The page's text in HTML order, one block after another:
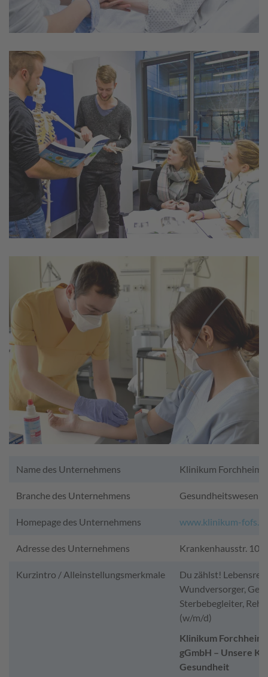
Name des Unternehmens Klinikum Forchheim-
Branche des Unternehmens Gesundheitswesen
Homepage des Unternehmens www.klinikum-
Adresse des Unternehmens Krankenhausstr. 10,
Kurzintro / Alleinstellungsmerkmale
Du zählst!
Wundversorger,
Sterbebegleiter,
(w/m/d)
Klinikum Forchheim
gGmbH – Unsere
Gesundheit